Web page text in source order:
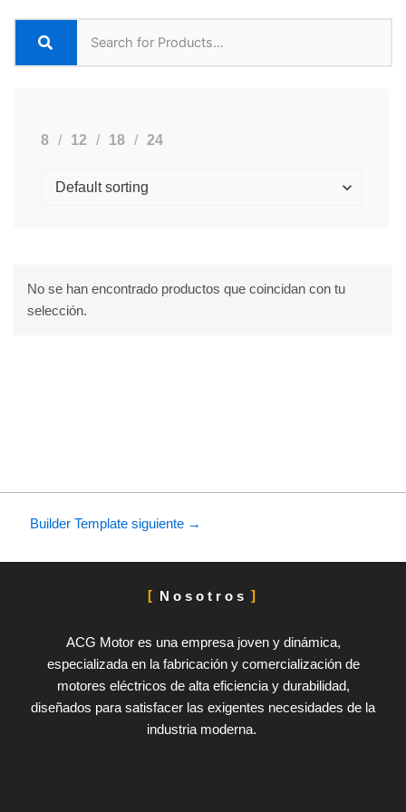
8 12 18 24
No se han encontrado productos que coincidan con tu
selección.
Builder Template siguiente →
Nosotros
ACG Motor es una empresa joven y dinámica,
especializada en la fabricación y comercialización de
motores eléctricos de alta eficiencia y durabilidad,
diseñados para satisfacer las exigentes necesidades de la
industria moderna.